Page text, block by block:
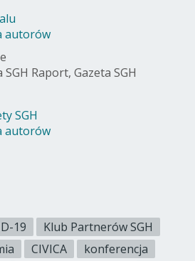
autorów
SGH Raport, Gazeta SGH
SGH
autorów
19
Klub Partnerów SGH
CIVICA
konferencja